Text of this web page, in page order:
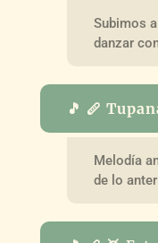
Subimos
danzar
🎵 🪈
Melodía
de lo